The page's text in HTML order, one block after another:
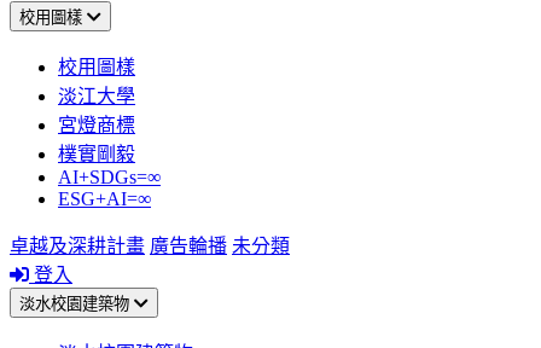
校用圖樣
校用圖樣
淡江大學
宮燈商標
樸實剛毅
AI+SDGs=∞
ESG+AI=∞
卓越及深耕計畫 廣告輪播 未分類
登入
淡水校園建築物